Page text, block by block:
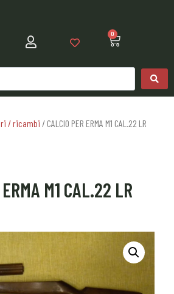
0
/ ricambi / CALCIO PER ERMA M1 CAL.22 LR
M1 CAL.22 LR